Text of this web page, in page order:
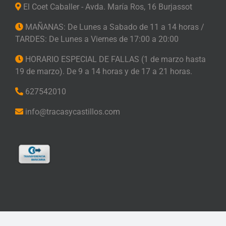
El Coet Caballer - Avda. María Ros, 16 Burjassot
MAÑANAS: De Lunes a Sabado de 11 a 14 horas /
TARDES: De Lunes a Viernes de 17:00 a 20:00
HORARIO ESPECIAL DE FALLAS (1 de marzo hasta
19 de marzo). De 9 a 14 horas y de 17 a 21 horas.
627542010
info@tracasycastillos.com